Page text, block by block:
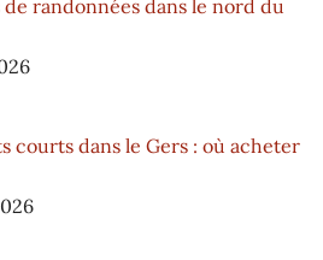
randonnées dans le nord du
courts dans le Gers : où acheter